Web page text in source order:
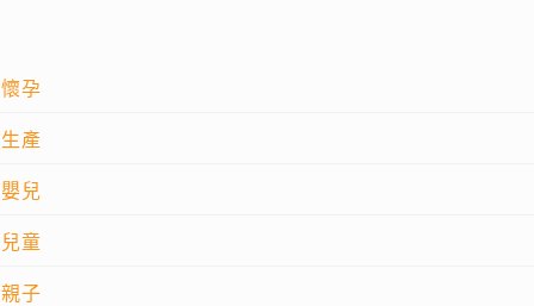
懷孕
生產
嬰兒
兒童
親子